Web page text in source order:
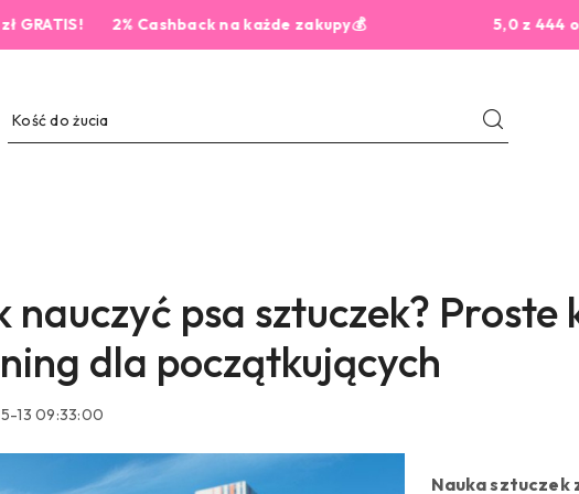
2% Cashback na każde zakupy💰 5,0 z 444 opinii
nauczyć psa sztuczek? Proste
dla początkujących
13 09:33:00
Nauka sztuczek